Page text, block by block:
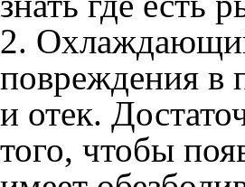
2.
повреждения в
и отек.
того, чтобы